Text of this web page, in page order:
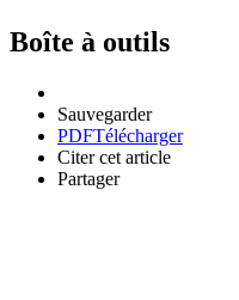
Boîte à outils
Sauvegarder
PDFTélécharger
Citer cet article
Partager